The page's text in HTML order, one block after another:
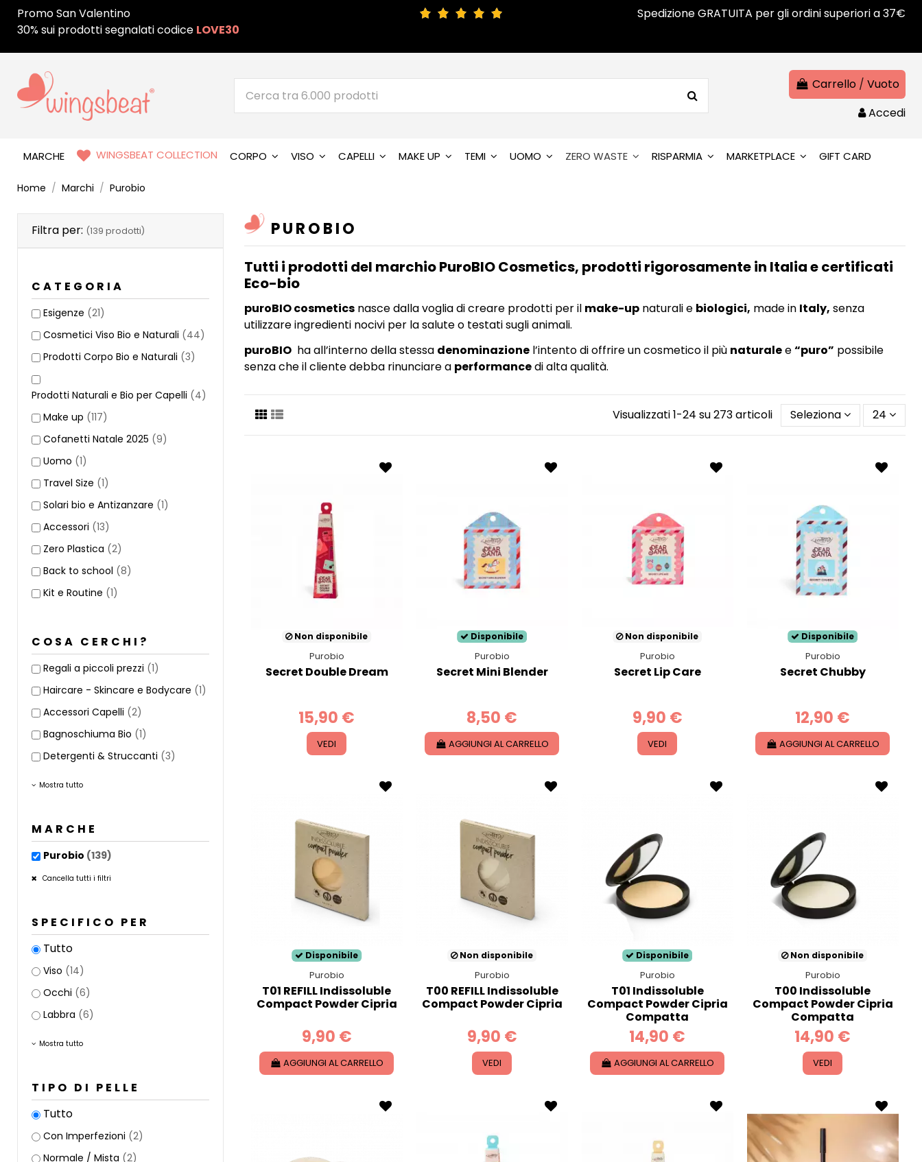
Promo San Valentino
30% sui prodotti segnalati codice LOVE30
Spedizione GRATUITA per gli ordini superiori a 37€
Carrello / Vuoto
Accedi
MARCHE WINGSBEAT COLLECTION CORPO VISO CAPELLI MAKE UP TEMI UOMO ZERO WASTE RISPARMIA MARKETPLACE GIFT CARD
Home Marchi Purobio
PUROBIO
Tutti i prodotti del marchio PuroBIO Cosmetics, prodotti rigorosamente in Italia e certificati
Eco-bio
puroBIO cosmeticsnasce dalla voglia di creare prodotti per il make-upnaturali e biologici, made in Italy, senza
utilizzare ingredienti nocivi per la salute o testati sugli animali.
puroBIOha all’interno della stessa denominazionel’intento di offrire un cosmetico il più naturalee“puro” possibile
senza che il cliente debba rinunciare a performancedi alta qualità.
Visualizzati 1-24 su 273 articoli Seleziona 24
Non disponibile
Purobio
Secret Double Dream
15,90 €
VEDI
Disponibile
Purobio
Secret Mini Blender
8,50 €
AGGIUNGI AL CARRELLO
Non disponibile
Purobio
Secret Lip Care
9,90 €
VEDI
Disponibile
Purobio
Secret Chubby
12,90 €
AGGIUNGI AL CARRELLO
Disponibile
Purobio
T01 REFILL Indissoluble
Compact Powder Cipria
9,90 €
AGGIUNGI AL CARRELLO
Non disponibile
Purobio
T00 REFILL Indissoluble
Compact Powder Cipria
9,90 €
VEDI
Disponibile
Purobio
T01 Indissoluble
Compact Powder Cipria
Compatta
14,90 €
AGGIUNGI AL CARRELLO
Non disponibile
Purobio
T00 Indissoluble
Compact Powder Cipria
Compatta
14,90 €
VEDI
Filtra per: (139 prodotti)
CATEGORIA
Esigenze (21)
Cosmetici Viso Bio e Naturali (44)
Prodotti Corpo Bio e Naturali (3)
Prodotti Naturali e Bio per Capelli (4)
Make up (117)
Cofanetti Natale 2025 (9)
Uomo (1)
Travel Size (1)
Solari bio e Antizanzare (1)
Accessori (13)
Zero Plastica (2)
Back to school (8)
Kit e Routine (1)
COSA CERCHI?
Regali a piccoli prezzi (1)
Haircare - Skincare e Bodycare (1)
Accessori Capelli (2)
Bagnoschiuma Bio (1)
Detergenti & Struccanti (3)
Mostra tutto
MARCHE
Purobio (139)
Cancella tutti i filtri
SPECIFICO PER
Tutto
Viso (14)
Occhi (6)
Labbra (6)
Mostra tutto
TIPO DI PELLE
Tutto
Con Imperfezioni (2)
Normale / Mista (2)